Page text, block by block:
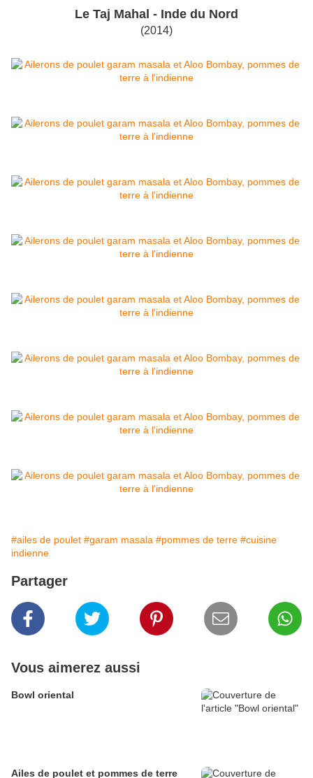
Le Taj Mahal - Inde du Nord
(2014)
#ailes de poulet #garam masala #pommes de terre #cuisine
indienne
Partager
Vous aimerez aussi
Bowl oriental
Ailes de poulet et pommes de terre